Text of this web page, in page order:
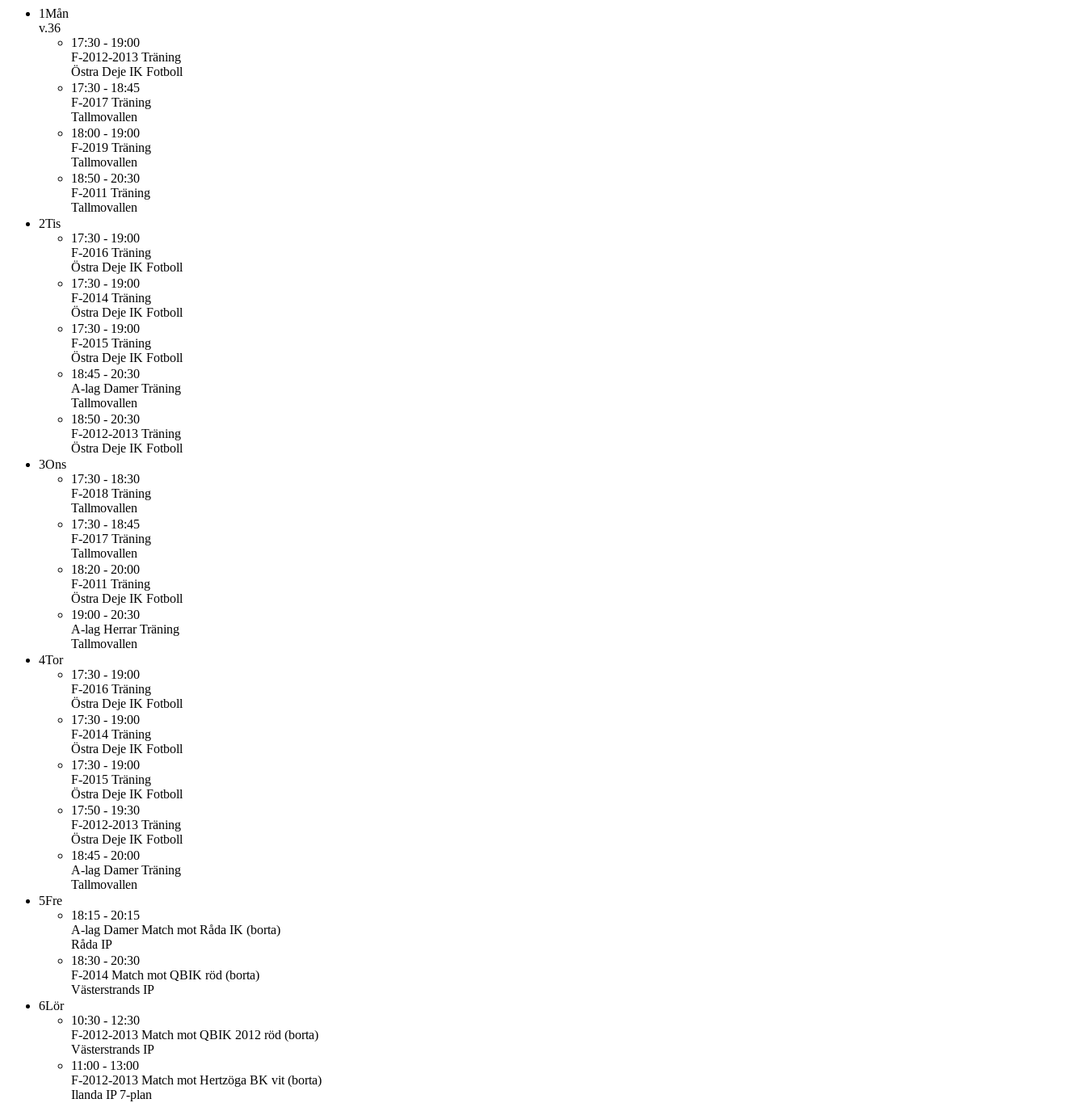
1Mån
v.36
17:30 - 19:00
F-2012-2013 Träning
Östra Deje IK Fotboll
17:30 - 18:45
F-2017 Träning
Tallmovallen
18:00 - 19:00
F-2019 Träning
Tallmovallen
18:50 - 20:30
F-2011 Träning
Tallmovallen
2Tis
17:30 - 19:00
F-2016 Träning
Östra Deje IK Fotboll
17:30 - 19:00
F-2014 Träning
Östra Deje IK Fotboll
17:30 - 19:00
F-2015 Träning
Östra Deje IK Fotboll
18:45 - 20:30
A-lag Damer Träning
Tallmovallen
18:50 - 20:30
F-2012-2013 Träning
Östra Deje IK Fotboll
3Ons
17:30 - 18:30
F-2018 Träning
Tallmovallen
17:30 - 18:45
F-2017 Träning
Tallmovallen
18:20 - 20:00
F-2011 Träning
Östra Deje IK Fotboll
19:00 - 20:30
A-lag Herrar Träning
Tallmovallen
4Tor
17:30 - 19:00
F-2016 Träning
Östra Deje IK Fotboll
17:30 - 19:00
F-2014 Träning
Östra Deje IK Fotboll
17:30 - 19:00
F-2015 Träning
Östra Deje IK Fotboll
17:50 - 19:30
F-2012-2013 Träning
Östra Deje IK Fotboll
18:45 - 20:00
A-lag Damer Träning
Tallmovallen
5Fre
18:15 - 20:15
A-lag Damer Match mot Råda IK (borta)
Råda IP
18:30 - 20:30
F-2014 Match mot QBIK röd (borta)
Västerstrands IP
6Lör
10:30 - 12:30
F-2012-2013 Match mot QBIK 2012 röd (borta)
Västerstrands IP
11:00 - 13:00
F-2012-2013 Match mot Hertzöga BK vit (borta)
Ilanda IP 7-plan